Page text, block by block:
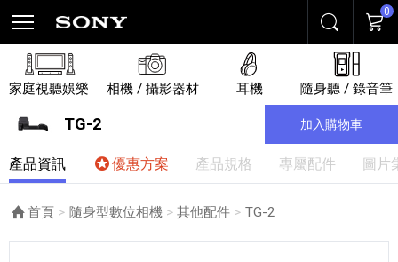
搜尋 購物
0
家庭視聽娛樂 相機 / 攝影器材 耳機 隨身聽 / 錄音筆
TG-2 加入購物車
產品資訊 優惠方案 產品規格 專屬配件 圖片
首頁 隨身型數位相機 其他配件 目前頁面：
TG-2